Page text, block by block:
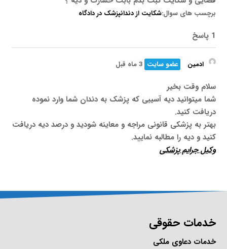
برچسب های سوال:شکایت از دندانپزشک در دادگاه
1 پاسخ
ادمین عضو سایت 3 ماه قبل
سلام وقت بخیر
شما میتوانید دیه آسیبی که پزشک به دندان شما وارد نموده
دریافت کنید.
بهتر به پزشکی قانونی مراجه و معاینه شودید و درصد دیه دریافت
کنید و دیه را مطالبه نمایید.
وکیل جرایم پزشکی
خدمات حقوقی
خدمات دعاوی ملکی